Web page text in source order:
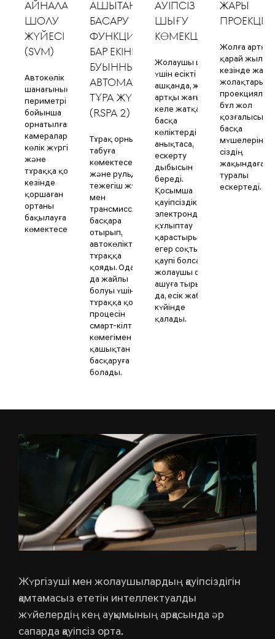
АЙНАЛА
ШОЛУ
ЖҮЙЕСІ
(SVM)
Автокөлік
шанағының
периметрі
бойынша
орнатылған
камералар
көлік жүргізу
және
тұраққа қою
кезінде
қоршаған
ортаны
бақылауға
көмектеседі.
ҚАШЫҚТАН
БАСҚАРУ
ФУНКЦИЯСЫ
БАР ЕКІНШІ
БУЫННЫҢ
АВТОМАТТЫ
ТҰРАҚ ЖҮЙЕСІ
(RSPA 2)
Тұрақ орнын
табуға
көмектеседі
және рульді,
тежегіш жүйе
мен
трансмиссяны
басқара
отырып,
автокөлікті
тұраққа
қояды. Одан
да жайлы
болуы үшін
тұраққа қою
процесін
смарт-кілт
көмегімен
қашықтан
басқаруға
болады.
ҚАУІПСІЗ
ШЫҒУ
КӨМЕКШІСІ
Жолаушы шығу
үшін есікті
ашқанда, жүйе
артқы жағынан
келе жатқан
басқа
көліктерді
анықтаса,
ескерту
дыбысын
береді.
Қосымша
қауіпсіздік үшін
электронды
құлыптау
қарастырылған:
егер соқтығысу
қаупі болса,
жолаушы оны
ашуға тырысса
да, есік жабық
күйінде
қалады.
ЖАРЫҚ
Жолға артқа
қарай жылжу
кезінде
жолақтары
бұл жол
басқа
мүшелеріне
сіздің
туралы
ескертеді.
Жүргізуші мен жолаушылардың қауіпсіздігін
қамтамасыз ететін интеллектуалды
жүйелердің кең ауқымының арқасында әр
сапарда қауіпсіз орта.